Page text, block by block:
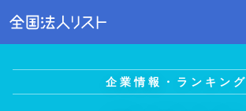
企業情報・ランキング